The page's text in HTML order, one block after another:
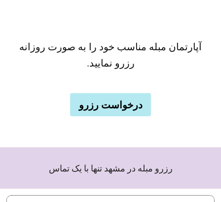
آپارتمان مبله مناسب خود را به صورت روزانه
رزرو نمایید.
درخواست رزرو
رزرو مبله در مشهد تنها با یک تماس